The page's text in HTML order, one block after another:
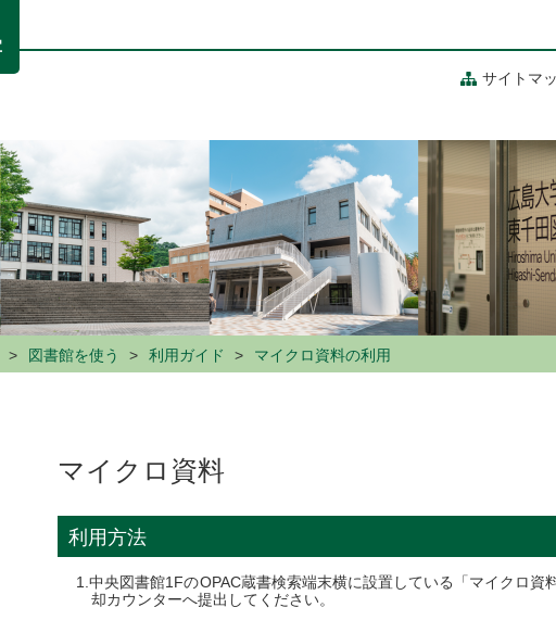
サイトマ
図書館を使う 利用ガイド マイクロ資料の利用
マイクロ資料
利用方法
中央図書館1FのOPAC蔵書検索端末横に設置している「マイクロ資
却カウンターへ提出してください。